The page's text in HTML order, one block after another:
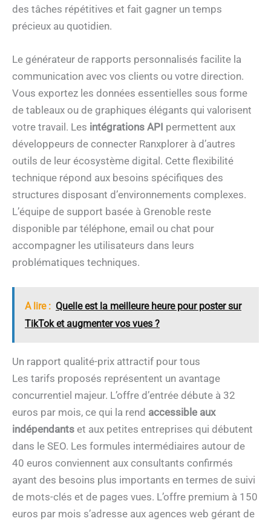
des tâches répétitives et fait gagner un temps
précieux au quotidien.
Le générateur de rapports personnalisés facilite la
communication avec vos clients ou votre direction.
Vous exportez les données essentielles sous forme
de tableaux ou de graphiques élégants qui valorisent
votre travail. Les intégrations API permettent aux
développeurs de connecter Ranxplorer à d’autres
outils de leur écosystème digital. Cette flexibilité
technique répond aux besoins spécifiques des
structures disposant d’environnements complexes.
L’équipe de support basée à Grenoble reste
disponible par téléphone, email ou chat pour
accompagner les utilisateurs dans leurs
problématiques techniques.
A lire : Quelle est la meilleure heure pour poster sur
TikTok et augmenter vos vues ?
Un rapport qualité-prix attractif pour tous
Les tarifs proposés représentent un avantage
concurrentiel majeur. L’offre d’entrée débute à 32
euros par mois, ce qui la rend accessible aux
indépendants et aux petites entreprises qui débutent
dans le SEO. Les formules intermédiaires autour de
40 euros conviennent aux consultants confirmés
ayant des besoins plus importants en termes de suivi
de mots-clés et de pages vues. L’offre premium à 150
euros par mois s’adresse aux agences web gérant de